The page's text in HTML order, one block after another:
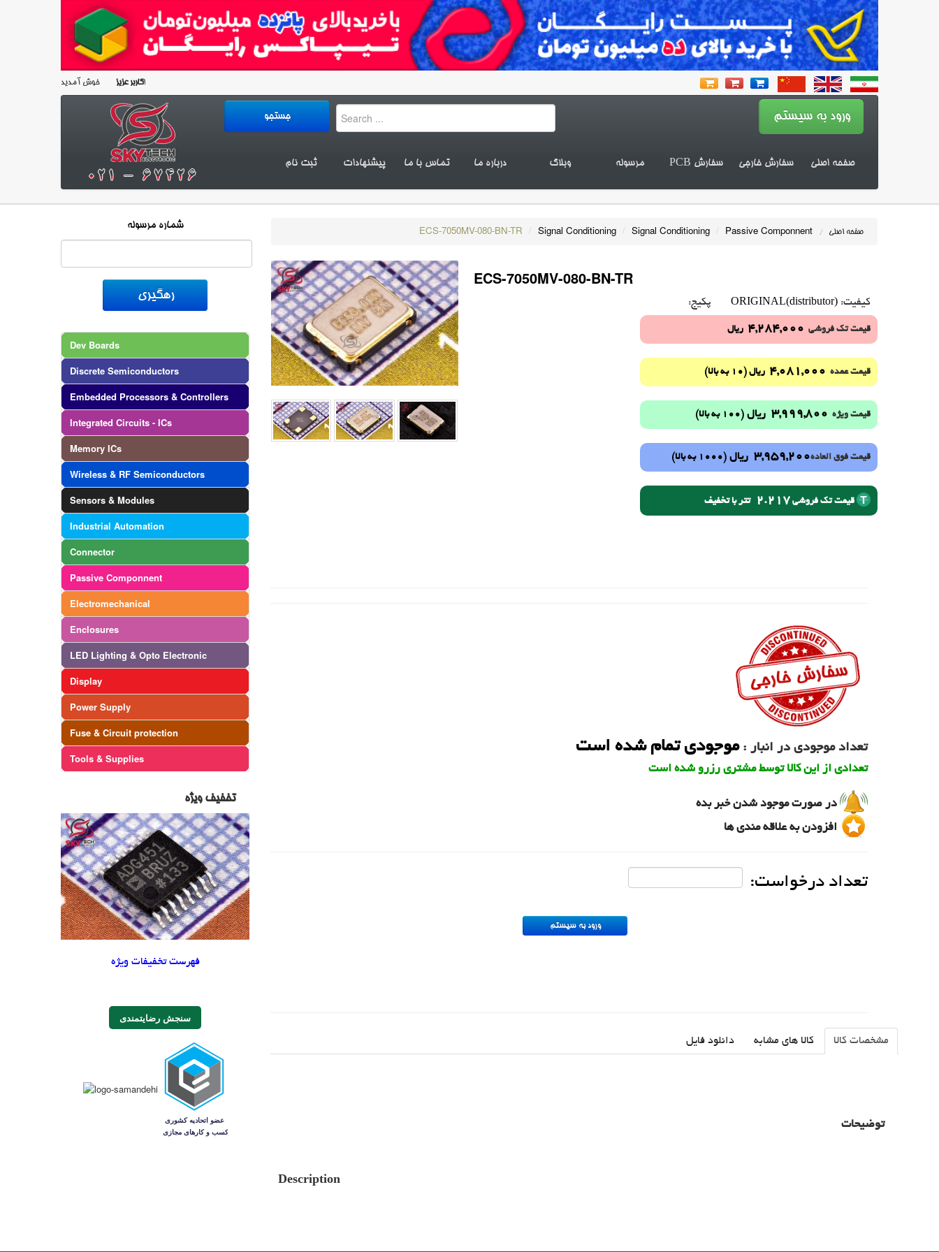
کاربر عزیزخوش آمدید!
صفحه اصلی سفارش خارجی سفارش PCB مرسوله وبلاگ درباره ما تماس با ما پیشنهادات ثبت نام
شماره مرسوله
Dev Boards
Discrete Semiconductors
Embedded Processors & Controllers
Integrated Circuits - ICs
Memory ICs
Wireless & RF Semiconductors
Sensors & Modules
Industrial Automation
Connector
Passive Componnent
Electromechanical
Enclosures
LED Lighting & Opto Electronic
Display
Power Supply
Fuse & Circuit protection
Tools & Supplies
تخفیف ویژه
فهرست تخفیفات ویژه
سنجش رضایتمندی
صفحه اصلی /
Passive Componnent
/
Signal Conditioning
/
Signal Conditioning
/
ECS-7050MV-080-BN-TR
ECS-7050MV-080-BN-TR
کیفیت: ORIGINAL(distributor) پکیج:
قیمت تک فروشی 4,284,000 ریال
قیمت عمده 4,081,000 ریال (10 به بالا)
قیمت ویژه 3,999,800 ریال (100 به بالا)
قیمت فوق العاده3,959,200 ریال (1000 به بالا)
قیمت تک فروشی 2.217 تتر با تخفیف
تعداد موجودی در انبار :موجودی تمام شده است
تعدادی از این کالا توسط مشتری رزرو شده است
در صورت موجود شدن خبر بده
افزودن به علاقه مندی ها
تعداد درخواست:
مشخصات کالا کالا های مشابه دانلود فایل
توضیحات
Description